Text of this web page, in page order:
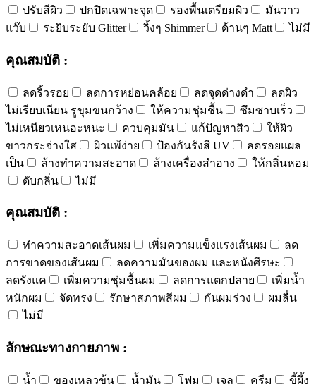
ปรับสีผิว
ปกปิดเฉพาะจุด รองพื้นเตรียมผิว
มันวาว
แว๊บ
ระยิบระยับ Glitter วิ้งๆ Shimmer ด้านๆ Matt ไม่มี
คุณสมบัติ :
ลดริ้วรอย ลดการหย่อนคล้อย ลดจุดด่างดำ
ลดผิว
ไม่เรียบเนียน รูขุมขนกว้าง
ให้ความชุ่มชื้น
ซึมซาบเร็ว
ไม่เหนียวเหนอะหนะ
ควบคุมมัน แก้ปัญหาสิว
ให้ผิว
ขาวกระจ่างใส
ผิวแพ้ง่าย ป้องกันรังสี UV
ลดรอยแผล
เป็น
ล้างทำความสะอาด ล้างเครื่องสำอาง
ให้กลิ่นหอม
ดับกลิ่น
ไม่มี
คุณสมบัติ :
ทำความสะอาดเส้นผม เพิ่มความแข็งแรงเส้นผม
ลด
การขาดของเส้นผม
ลดความมันของผม และหนังศีรษะ
ลดรังแค
เพิ่มความชุ่มชื้นผม ลดการแตกปลาย
เพิ่มน้ำ
หนักผม
จัดทรง รักษาสภาพสีผม กันผมร่วง
ผมลื่น
ไม่มี
ลักษณะทางกายภาพ :
น้ำ ของเหลวข้น น้ำมัน โฟม เจล ครีม
ขี้ผึ้ง